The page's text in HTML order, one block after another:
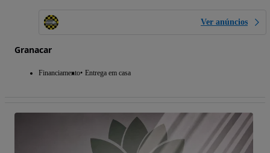
Ver anúncios
Granacar
Financiamento Entrega em casa